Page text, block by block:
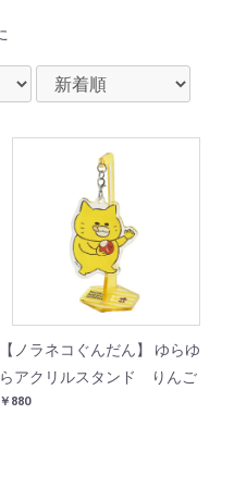
【ノラネコぐんだん】 ゆらゆ
らアクリルスタンド りんご
￥880